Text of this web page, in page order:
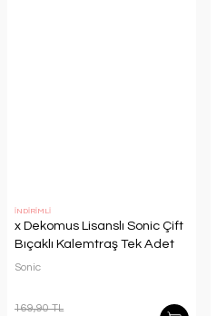
İNDİRİMLİ
x Dekomus Lisanslı Sonic Çift
Bıçaklı Kalemtraş Tek Adet
Sonic
169,90 TL